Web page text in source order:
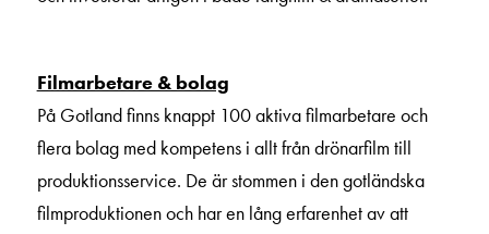
Filmarbetare & bolag
På Gotland finns knappt 100 aktiva filmarbetare och
flera bolag med kompetens i allt från drönarfilm till
produktionsservice. De är stommen i den gotländska
filmproduktionen och har en lång erfarenhet av att